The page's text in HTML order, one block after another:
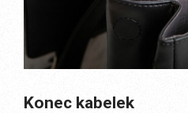
Konec kabelek